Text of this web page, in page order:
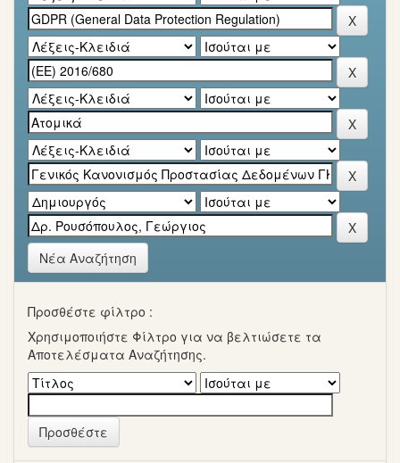
Νέα Αναζήτηση
Προσθέστε φίλτρο :
Χρησιμοποιήστε Φίλτρο για να βελτιώσετε τα
Αποτελέσματα Αναζήτησης.